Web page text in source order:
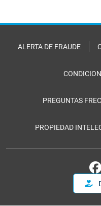
ALERTA DE FRAUDE
PREGUNTAS
PROPIEDAD